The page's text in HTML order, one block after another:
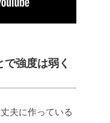
強度は弱く
夫に作っている